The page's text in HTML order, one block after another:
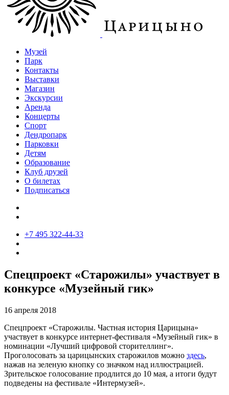
Музей
Парк
Контакты
Выставки
Магазин
Экскурсии
Аренда
Концерты
Спорт
Дендропарк
Парковки
Детям
Образование
Клуб друзей
О билетах
Подписаться
+7 495 322-44-33
Спецпроект «Старожилы» участвует в
конкурсе «Музейный гик»
16 апреля 2018
Спецпроект «Старожилы. Частная история Царицына»
участвует в конкурсе интернет-фестиваля «Музейный гик» в
номинации «Лучший цифровой сторителлинг».
Проголосовать за царицынских старожилов можно здесь,
нажав на зеленую кнопку со значком над иллюстрацией.
Зрительское голосование продлится до 10 мая, а итоги будут
подведены на фестивале «Интермузей».